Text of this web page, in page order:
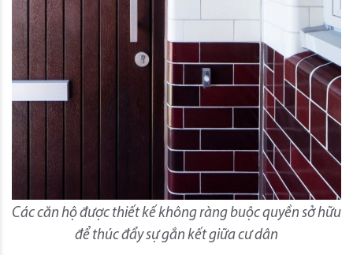
Các căn hộ được thiết kế không ràng buộc quyền sở hữu
để thúc đẩy sự gắn kết giữa cư dân